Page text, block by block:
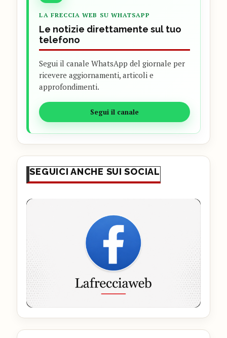
LA FRECCIA WEB SU WHATSAPP
Le notizie direttamente sul tuo
telefono
Segui il canale WhatsApp del giornale per
ricevere aggiornamenti, articoli e
approfondimenti.
Segui il canale
SEGUICI ANCHE SUI SOCIAL